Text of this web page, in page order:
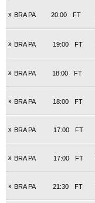
x BRA PA FT
20:00
x BRA PA FT
19:00
x BRA PA FT
18:00
x BRA PA FT
18:00
x BRA PA FT
17:00
x BRA PA FT
17:00
x BRA PA FT
21:30